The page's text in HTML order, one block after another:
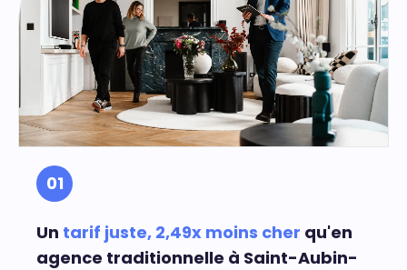
01
Un tarif juste, 2,49x moins cher qu'en
agence traditionnelle à Saint-Aubin-